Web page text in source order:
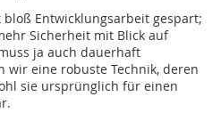
Entwicklungs­arbeit gespart;
Sicherheit mit Blick auf
ja auch dauerhaft
eine robuste Technik, deren
sie ursprünglich für einen